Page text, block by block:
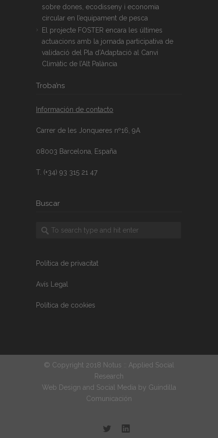
sobre dones, ecodisseny i economia
circular en l’equipament de pesca
El projecte FOSTER encara les últimes
actuacions amb la jornada participativa de
validació del Pla d’Adaptació al Canvi
Climàtic de l’Alt Palància
Troba’ns
Información de contacto
Carrer de les Jonqueres nº16, 9A
08003 Barcelona, España
T. (+34) 93 315 21 47
Buscar
Política de privacitat
Avís Legal
Política de cookies
© Copyright 2018 Notus :: Applied Social
Research
Web Design and Social Media by Guindilla
Comunicación